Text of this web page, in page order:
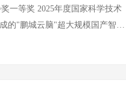
建以智能体为中心的终端生态
市场没有"万能芯片" 摩尔线程
"，而是解决方案的组合 物理
上行 触觉/柔性传感器 灵巧手
持续，滚柱丝杠国产化率仍低
主流 ⬆️ 景气上行 ⚙️ 无框力矩电
一等奖 2025年度国家科学技术
的"鹏城云脑"超大规模国产智能
自主可控智算赛道的重大基础